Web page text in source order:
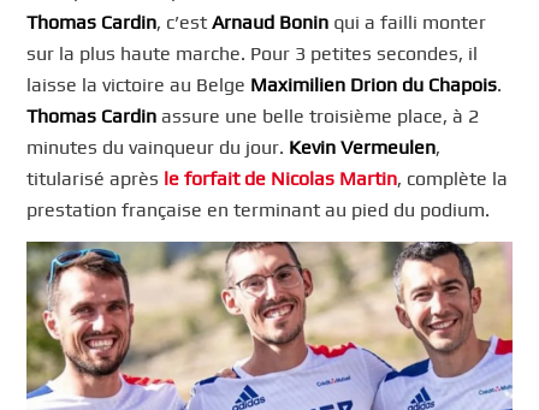
Thomas Cardin, c’estArnaud Bonin qui a failli monter
sur la plus haute marche. Pour 3 petites secondes, il
laisse la victoire au Belge Maximilien Drion du Chapois.
Thomas Cardin assure une belle troisième place, à 2
minutes du vainqueur du jour. Kevin Vermeulen,
titularisé après le forfait de Nicolas Martin, complète la
prestation française en terminant au pied du podium.